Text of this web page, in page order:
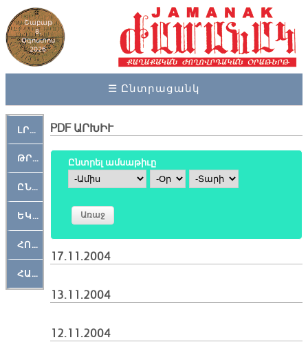
Շաբաթ
8,
Օգոստոս
2026
☰ Ընտրացանկ
ԼՐԱՀՈՍ
ԹՐՔԱՀԱՅ ԿԵԱՆՔ
ԸՆԿԵՐԱՄՇԱԿՈՒԹԱՅԻՆ
ԵԿԵՂԵՑԱԿԱՆ
ՀՈԳԵՄՏԱՒՈՐ
ՀԱՐԹԱԿ
PDF ԱՐԽԻՒ
Ընտրել ամսաթիւը
Ամիս
Օր Տարի
17.11.2004
13.11.2004
12.11.2004